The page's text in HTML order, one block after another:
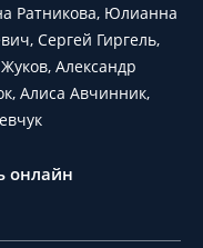
Ратникова, Юлианна
Сергей Гиргель,
Александр
Алиса Авчинник,
онлайн